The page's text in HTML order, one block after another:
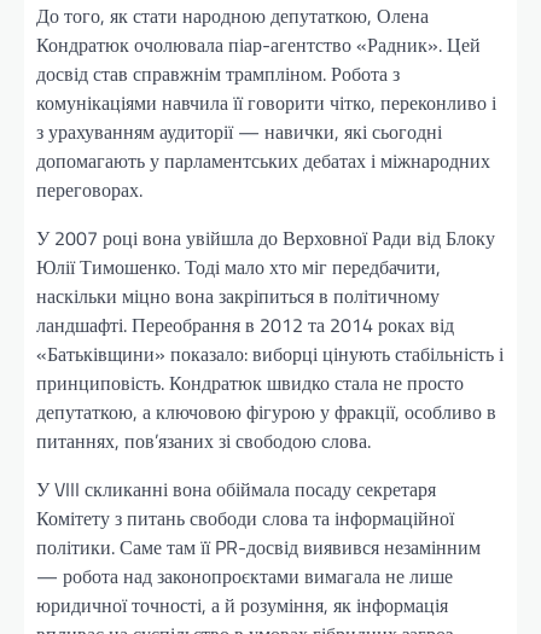
До того, як стати народною депутаткою, Олена
Кондратюк очолювала піар-агентство «Радник». Цей
досвід став справжнім трампліном. Робота з
комунікаціями навчила її говорити чітко, переконливо і
з урахуванням аудиторії — навички, які сьогодні
допомагають у парламентських дебатах і міжнародних
переговорах.
У 2007 році вона увійшла до Верховної Ради від Блоку
Юлії Тимошенко. Тоді мало хто міг передбачити,
наскільки міцно вона закріпиться в політичному
ландшафті. Переобрання в 2012 та 2014 роках від
«Батьківщини» показало: виборці цінують стабільність і
принциповість. Кондратюк швидко стала не просто
депутаткою, а ключовою фігурою у фракції, особливо в
питаннях, пов’язаних зі свободою слова.
У VIII скликанні вона обіймала посаду секретаря
Комітету з питань свободи слова та інформаційної
політики. Саме там її PR-досвід виявився незамінним
— робота над законопроєктами вимагала не лише
юридичної точності, а й розуміння, як інформація